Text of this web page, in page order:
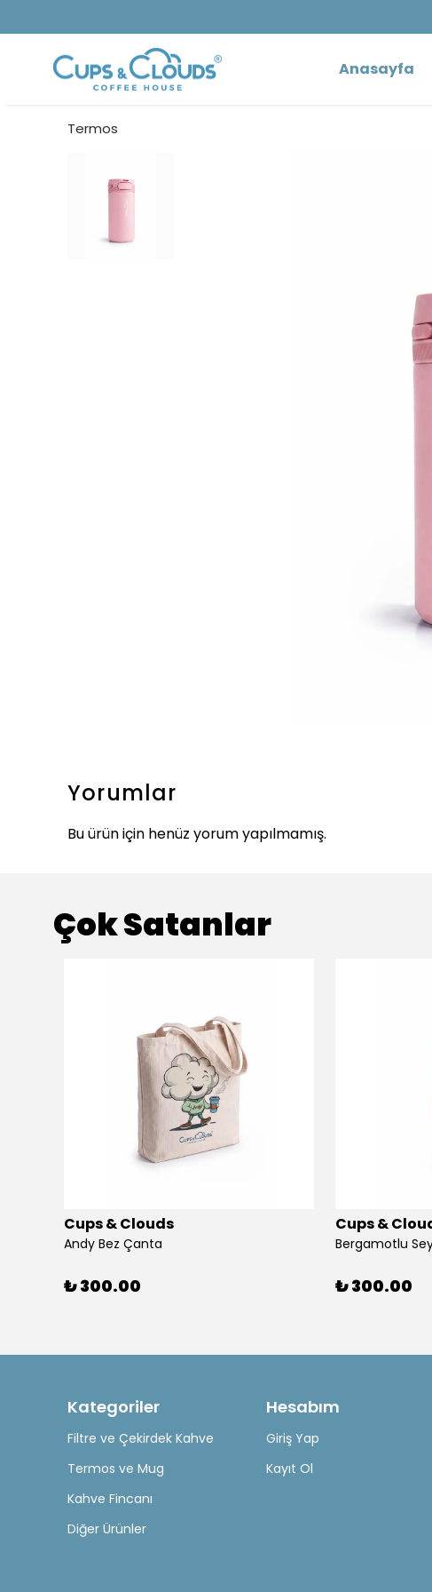
Anasayfa
Termos
Yorumlar
Bu ürün için henüz yorum yapılmamış.
Çok Satanlar
Cups & Clouds
Andy Bez Çanta
₺ 300.00
Cups &
₺ 300.00
Kategoriler
Filtre ve Çekirdek Kahve
Termos ve Mug
Kahve Fincanı
Diğer Ürünler
Hesabım
Giriş Yap
Kayıt Ol